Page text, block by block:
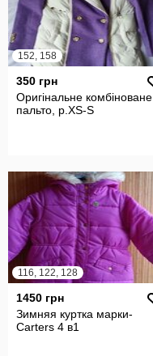
152, 158
350 грн
Оригінальне комбіноване
пальто, р.XS-S
116, 122, 128
1450 грн
Зимняя куртка марки-
Carters 4 в1